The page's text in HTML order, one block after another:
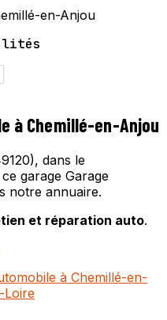
en-Anjou
à Chemillé-en-Anjou
dans le
ce garage Garage
notre annuaire.
et réparation auto.
à Chemillé-en-
Loire